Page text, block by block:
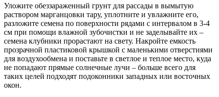
Уложите обеззараженный грунт для рассады в вымытую
раствором марганцовки тару, уплотните и увлажните его,
разложите семена по поверхности рядами с интервалом в 3-4
см при помощи влажной зубочистки и не заделывайте их –
семена клубники прорастают на свету. Накройте емкость
прозрачной пластиковой крышкой с маленькими отверстиями
для воздухообмена и поставьте в светлое и теплое место, куда
не попадают прямые солнечные лучи – больше всего для
таких целей подходят подоконники западных или восточных
окон.